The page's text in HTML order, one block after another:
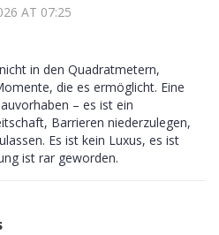
AT 07:25
in den Quadratmetern,
die es ermöglicht. Eine
– es ist ein
Barrieren niederzulegen,
Es ist kein Luxus, es ist
ist rar geworden.